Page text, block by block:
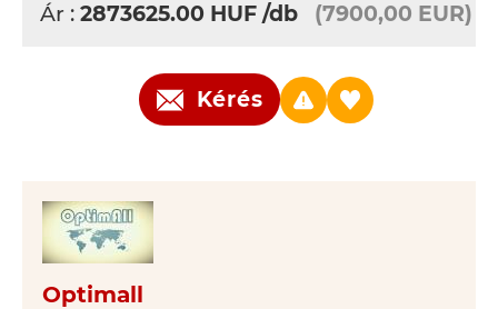
Ár : 2873625.00 HUF /db (7900,00 EUR)
Kérés
Optimall